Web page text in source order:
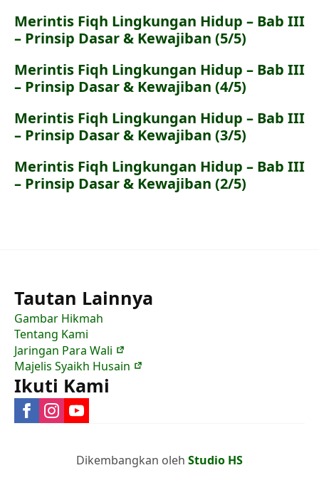
Merintis Fiqh Lingkungan Hidup – Bab III
– Prinsip Dasar & Kewajiban (5/5)
Merintis Fiqh Lingkungan Hidup – Bab III
– Prinsip Dasar & Kewajiban (4/5)
Merintis Fiqh Lingkungan Hidup – Bab III
– Prinsip Dasar & Kewajiban (3/5)
Merintis Fiqh Lingkungan Hidup – Bab III
– Prinsip Dasar & Kewajiban (2/5)
Tautan Lainnya
Gambar Hikmah
Tentang Kami
Jaringan Para Wali
Majelis Syaikh Husain
Ikuti Kami
Dikembangkan oleh Studio HS